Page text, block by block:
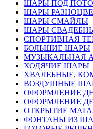
ШАРЫ ПОД
ШАРЫ
ШАРЫ СМАЙЛЫ
ШАРЫ
СПОРТИВНАЯ
БОЛЬШИЕ ШАРЫ
МУЗЫКАЛЬНАЯ
ХОДЯЧИЕ ШАРЫ
ХВАЛЕБНЫЕ,
ВОЗДУШНЫЕ
ОФОРМЛЕНИЕ
ОФОРМЛЕНИЕ
ОТКРЫТИЕ
ФОНТАНЫ ИЗ